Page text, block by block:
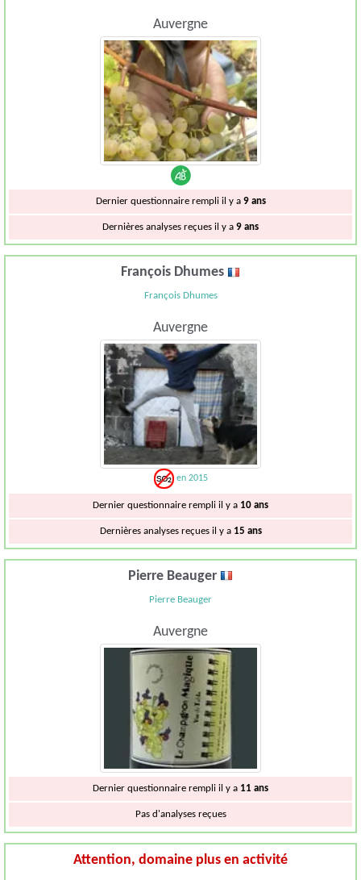
Auvergne
Dernier questionnaire rempli il y a 9 ans
Dernières analyses reçues il y a 9 ans
François Dhumes
François Dhumes
Auvergne
en 2015
Dernier questionnaire rempli il y a 10 ans
Dernières analyses reçues il y a 15 ans
Pierre Beauger
Pierre Beauger
Auvergne
Dernier questionnaire rempli il y a 11 ans
Pas d'analyses reçues
Attention, domaine plus en activité